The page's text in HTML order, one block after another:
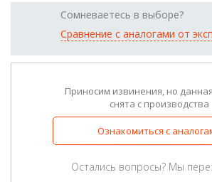
Сомневаетесь в выборе?
Сравнение с аналогами от
Приносим извинения, но
снята с производства
Ознакомиться с
Остались вопросы? Мы